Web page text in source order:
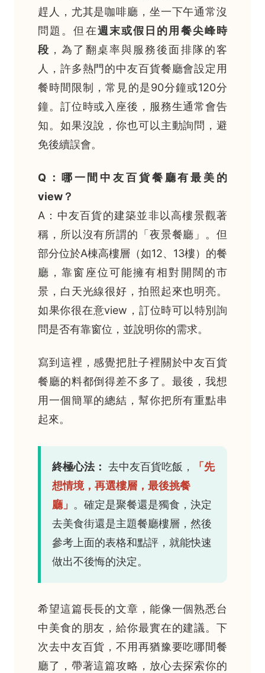
趕人，尤其是咖啡廳，坐一下午通常沒
問題。但在週末或假日的用餐尖峰時
段 ，為了翻桌率與服務後面排隊的客
人，許多熱門的中友百貨餐廳會設定用
餐時間限制，常見的是90分鐘或120分
鐘。訂位時或入座後，服務生通常會告
知。如果沒說，你也可以主動詢問，避
免後續誤會。
Q：哪一間中友百貨餐廳有最美的
view？
A：中友百貨的建築並非以高樓景觀著
稱，所以沒有所謂的「夜景餐廳」。但
部分位於A棟高樓層（如12、13樓）的餐
廳，靠窗座位可能擁有相對開闊的市
景，白天光線很好，拍照起來也明亮。
如果你很在意view，訂位時可以特別詢
問是否有靠窗位，並說明你的需求。
寫到這裡，感覺把肚子裡關於中友百貨
餐廳的料都倒得差不多了。最後，我想
用一個簡單的總結，幫你把所有重點串
起來。
終極心法： 去中友百貨吃飯，
「先
想情境，再選樓層，最後挑餐
廳」 。確定是聚餐還是獨食，決定
去美食街還是主題餐廳樓層，然後
參考上面的表格和點評，就能快速
做出不後悔的決定。
希望這篇長長的文章，能像一個熟悉台
中美食的朋友，給你最實在的建議。下
次去中友百貨，不用再猶豫要吃哪間餐
廳了，帶著這篇攻略，放心去探索你的